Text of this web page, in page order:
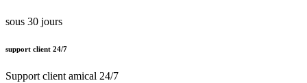
sous 30 jours
support client 24/7
Support client amical 24/7